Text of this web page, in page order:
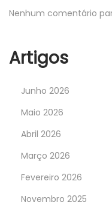
Nenhum comentário
Artigos
Junho 2026
Maio 2026
Abril 2026
Março 2026
Fevereiro 2026
Novembro 2025